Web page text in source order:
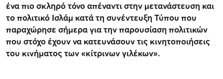
ένα πιο σκληρό τόνο απέναντι στην μετανάστευση και
το πολιτικό Ισλάμ κατά τη συνέντευξη Τύπου που
παραχώρησε σήμερα για την παρουσίαση πολιτικών
που στόχο έχουν να κατευνάσουν τις κινητοποιήσεις
του κινήματος των «κίτρινων γιλέκων».